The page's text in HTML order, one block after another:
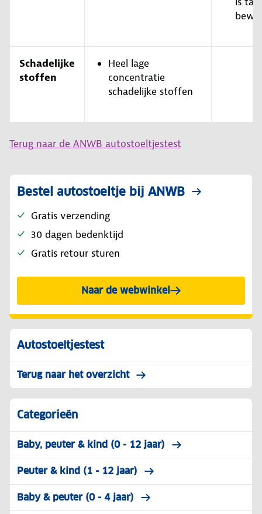
Schadelijke
stoffen
Heel lage
concentratie
schadelijke stoffen
Terug naar de ANWB autostoeltjestest
Bestel autostoeltje bij ANWB
Gratis verzending
30 dagen bedenktijd
Gratis retour sturen
Naar de webwinkel
Autostoeltjestest
Terug naar het overzicht
Categorieën
Baby, peuter & kind (0 - 12 jaar)
Peuter & kind (1 - 12 jaar)
Baby & peuter (0 - 4 jaar)